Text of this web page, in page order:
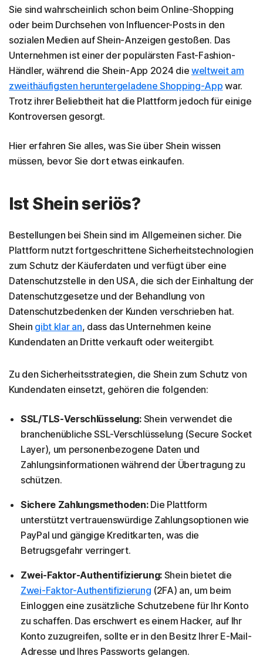
Sie sind wahrscheinlich schon beim Online-Shopping
oder beim Durchsehen von Influencer-Posts in den
sozialen Medien auf Shein-Anzeigen gestoßen. Das
Unternehmen ist einer der populärsten Fast-Fashion-
Händler, während die Shein-App 2024 dieweltweit am
zweithäufigsten heruntergeladene Shopping-App war.
Trotz ihrer Beliebtheit hat die Plattform jedoch für einige
Kontroversen gesorgt.
Hier erfahren Sie alles, was Sie über Shein wissen
müssen, bevor Sie dort etwas einkaufen.
Ist Shein seriös?
Bestellungen bei Shein sind im Allgemeinen sicher. Die
Plattform nutzt fortgeschrittene Sicherheitstechnologien
zum Schutz der Käuferdaten und verfügt über eine
Datenschutzstelle in den USA, die sich der Einhaltung der
Datenschutzgesetze und der Behandlung von
Datenschutzbedenken der Kunden verschrieben hat.
Shein gibt klar an, dass das Unternehmen keine
Kundendaten an Dritte verkauft oder weitergibt.
Zu den Sicherheitsstrategien, die Shein zum Schutz von
Kundendaten einsetzt, gehören die folgenden:
SSL/TLS-Verschlüsselung:Shein verwendet die
branchenübliche SSL-Verschlüsselung (Secure Socket
Layer), um personenbezogene Daten und
Zahlungsinformationen während der Übertragung zu
schützen.
Sichere Zahlungsmethoden:Die Plattform
unterstützt vertrauenswürdige Zahlungsoptionen wie
PayPal und gängige Kreditkarten, was die
Betrugsgefahr verringert.
Zwei-Faktor-Authentifizierung: Shein bietet die
Zwei-Faktor-Authentifizierung (2FA) an, um beim
Einloggen eine zusätzliche Schutzebene für Ihr Konto
zu schaffen. Das erschwert es einem Hacker, auf Ihr
Konto zuzugreifen, sollte er in den Besitz Ihrer E-Mail-
Adresse und Ihres Passworts gelangen.